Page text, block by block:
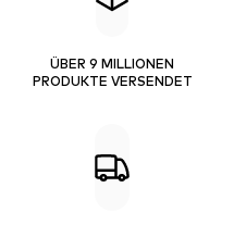
ÜBER 9 MILLIONEN
PRODUKTE VERSENDET